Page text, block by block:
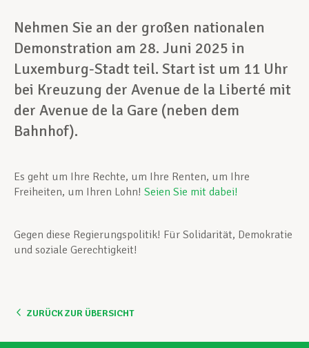
Nehmen Sie an der großen nationalen
Demonstration am 28. Juni 2025 in
Luxemburg-Stadt teil. Start ist um 11 Uhr
bei Kreuzung der Avenue de la Liberté mit
der Avenue de la Gare (neben dem
Bahnhof).
Es geht um Ihre Rechte, um Ihre Renten, um Ihre
Freiheiten, um Ihren Lohn! Seien Sie mit dabei!
Gegen diese Regierungspolitik! Für Solidarität, Demokratie
und soziale Gerechtigkeit!
ZURÜCK ZUR ÜBERSICHT